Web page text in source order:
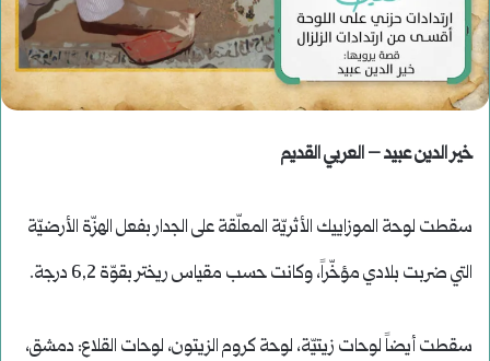
خير الدين عبيد – العربي القديم
سقطت لوحة الموزاييك الأثريّة المعلّقة على الجدار بفعل الهزّة الأرضيّة
التي ضربت بلادي مؤخّراً، وكانت حسب مقياس ريختر بقوّة 6,2 درجة.
سقطت أيضاً لوحات زيتيّة، لوحة كروم الزيتون، لوحات القلاع: دمشق،